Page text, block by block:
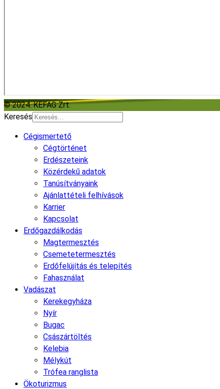
© 2024. KEFAG Zrt.
Keresés
Cégismertető
Cégtörténet
Erdészeteink
Közérdekű adatok
Tanúsítványaink
Ajánlattételi felhívások
Karrier
Kapcsolat
Erdőgazdálkodás
Magtermesztés
Csemetetermesztés
Erdőfelújítás és telepítés
Fahasználat
Vadászat
Kerekegyháza
Nyír
Bugac
Császártöltés
Kelebia
Mélykút
Trófea ranglista
Ökoturizmus